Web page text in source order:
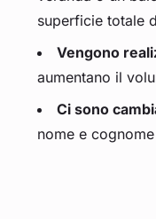
superficie totale
Vengono
aumentano il
Ci sono
nome e